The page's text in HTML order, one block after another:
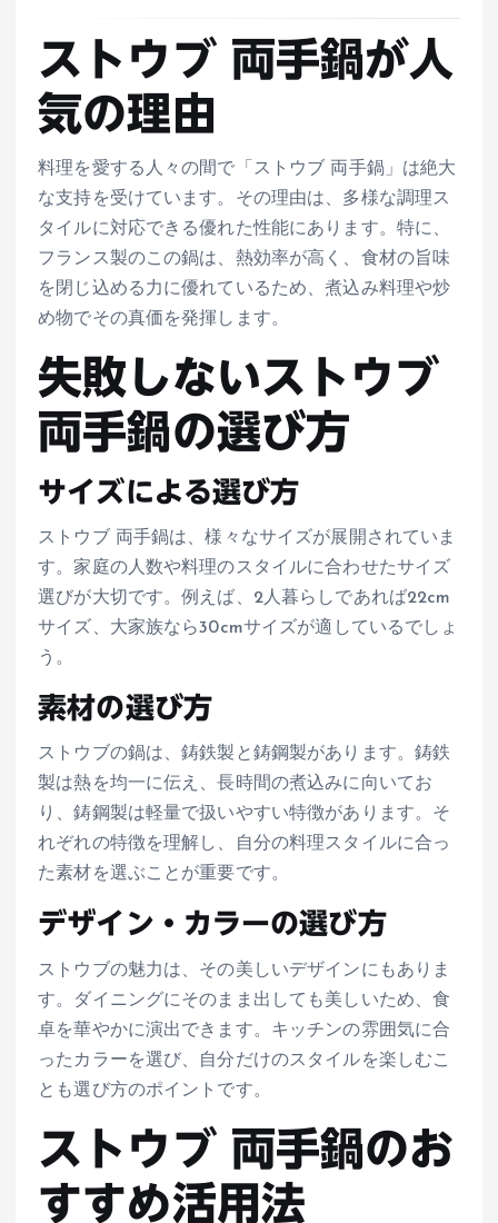
ストウブ 両手鍋が人
気の理由
料理を愛する人々の間で「ストウブ 両手鍋」は絶大
な支持を受けています。その理由は、多様な調理ス
タイルに対応できる優れた性能にあります。特に、
フランス製のこの鍋は、熱効率が高く、食材の旨味
を閉じ込める力に優れているため、煮込み料理や炒
め物でその真価を発揮します。
失敗しないストウブ
両手鍋の選び方
サイズによる選び方
ストウブ 両手鍋は、様々なサイズが展開されていま
す。家庭の人数や料理のスタイルに合わせたサイズ
選びが大切です。例えば、2人暮らしであれば22cm
サイズ、大家族なら30cmサイズが適しているでしょ
う。
素材の選び方
ストウブの鍋は、鋳鉄製と鋳鋼製があります。鋳鉄
製は熱を均一に伝え、長時間の煮込みに向いてお
り、鋳鋼製は軽量で扱いやすい特徴があります。そ
れぞれの特徴を理解し、自分の料理スタイルに合っ
た素材を選ぶことが重要です。
デザイン・カラーの選び方
ストウブの魅力は、その美しいデザインにもありま
す。ダイニングにそのまま出しても美しいため、食
卓を華やかに演出できます。キッチンの雰囲気に合
ったカラーを選び、自分だけのスタイルを楽しむこ
とも選び方のポイントです。
ストウブ 両手鍋のお
すすめ活用法